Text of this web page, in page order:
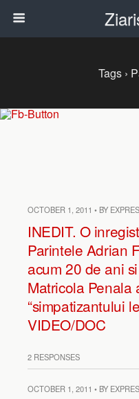
Tags ›
OCTOBER 1, 2011 • BY
INEDIT. O
Parintele Adrian
acum 20 de ani
Matricola Penala
“simpatizantului
VIDEO/DOC
2 RESPONSES
OCTOBER 1, 2011 • BY